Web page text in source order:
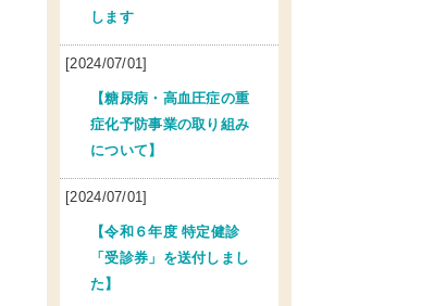
します
[2024/07/01]
【糖尿病・高血圧症の重
症化予防事業の取り組み
について】
[2024/07/01]
【令和６年度 特定健診
「受診券」を送付しまし
た】